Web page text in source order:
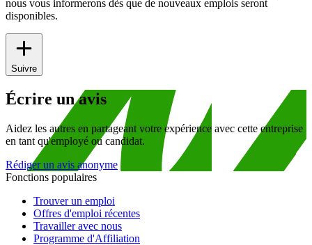
nous vous informerons dès que de nouveaux emplois seront
disponibles.
Suivre
Écrire un avis
Aidez les autres en partageant votre expérience avec cette entreprise
en tant qu'employé ou candidat.
Rédiger un avis anonyme
Fonctions populaires
Trouver un emploi
Offres d'emploi récentes
Travailler avec nous
Programme d'Affiliation